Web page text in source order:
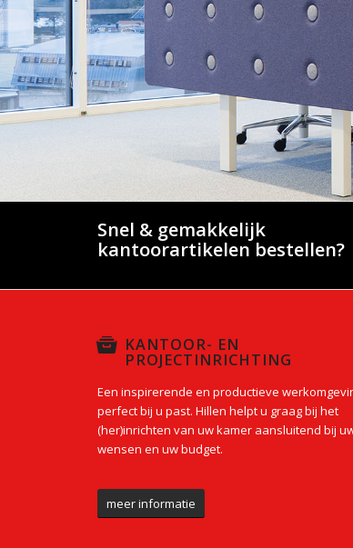
Snel & gemakkelijk
kantoorartikelen bestellen?
KANTOOR- EN
PROJECTINRICHTING
Een inspirerende en productieve
perfect bij u past. Hillen helpt u graag bij het
(her)inrichten van uw kamer aansluitend bij
wensen en uw budget.
meer informatie